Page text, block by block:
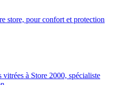
store, pour confort et protection
à Store 2000, spécialiste